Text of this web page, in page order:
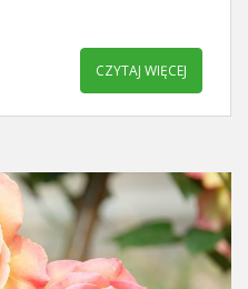
CZYTAJ WIĘCEJ